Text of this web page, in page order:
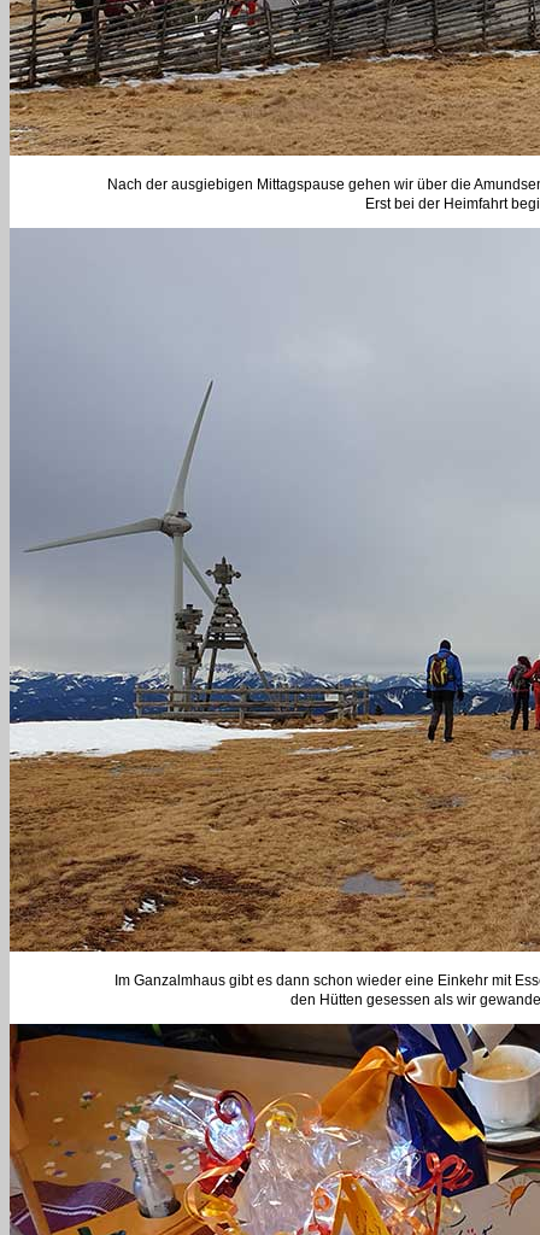
Nach der ausgiebigen Mittagspause gehen wir über die
Erst bei der Heimfahrt
Im Ganzalmhaus gibt es dann schon wieder eine Einkehr mit
den Hütten gesessen als wir